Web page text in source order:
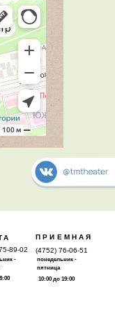
89-02
ПРИЕМНАЯ
(4752) 76-06-51
-
10:00 до 19:00
понедельник -
пятница